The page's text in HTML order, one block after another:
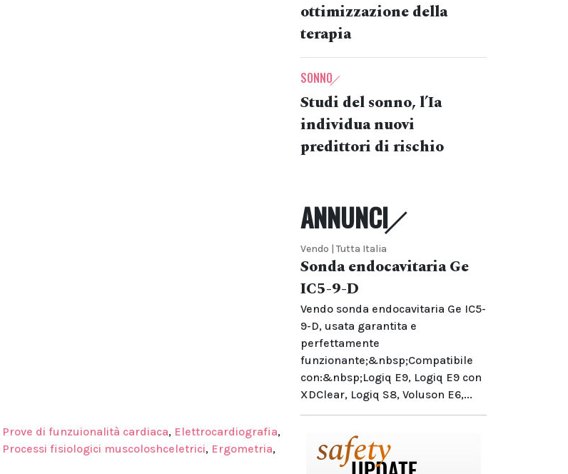
Prove di funzuionalità cardiaca, Elettrocardiografia,
Processi fisiologici muscoloshceletrici, Ergometria,
ottimizzazione della
terapia
SONNO
Studi del sonno, l’Ia
individua nuovi
predittori di rischio
ANNUNCI
Vendo | Tutta Italia
Sonda endocavitaria Ge
IC5-9-D
Vendo sonda endocavitaria Ge IC5-
9-D, usata garantita e
perfettamente
funzionante;&nbsp;Compatibile
con:&nbsp;Logiq E9, Logiq E9 con
XDClear, Logiq S8, Voluson E6,...